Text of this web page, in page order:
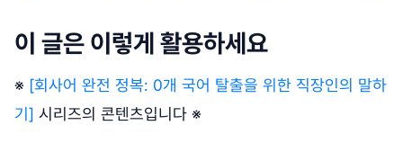
이 글은 이렇게 활용하세요
※ [회사어 완전 정복: 0개 국어 탈출을 위한 직장인의 말하
기] 시리즈의 콘텐츠입니다 ※